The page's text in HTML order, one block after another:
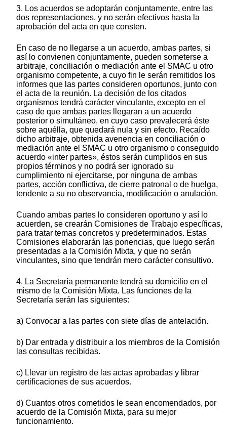
3. Los acuerdos se adoptarán conjuntamente, entre las
dos representaciones, y no serán efectivos hasta la
aprobación del acta en que consten.
En caso de no llegarse a un acuerdo, ambas partes, si
así lo convienen conjuntamente, pueden someterse a
arbitraje, conciliación o mediación ante el SMAC u otro
organismo competente, a cuyo fin le serán remitidos los
informes que las partes consideren oportunos, junto con
el acta de la reunión. La decisión de los citados
organismos tendrá carácter vinculante, excepto en el
caso de que ambas partes llegaran a un acuerdo
posterior o simultáneo, en cuyo caso prevalecerá éste
sobre aquélla, que quedará nula y sin efecto. Recaído
dicho arbitraje, obtenida avenencia en conciliación o
mediación ante el SMAC u otro organismo o conseguido
acuerdo «inter partes», éstos serán cumplidos en sus
propios términos y no podrá ser ignorado su
cumplimiento ni ejercitarse, por ninguna de ambas
partes, acción conflictiva, de cierre patronal o de huelga,
tendente a su no observancia, modificación o anulación.
Cuando ambas partes lo consideren oportuno y así lo
acuerden, se crearán Comisiones de Trabajo específicas,
para tratar temas concretos y predeterminados. Estas
Comisiones elaborarán las ponencias, que luego serán
presentadas a la Comisión Mixta, y que no serán
vinculantes, sino que tendrán mero carácter consultivo.
4. La Secretaría permanente tendrá su domicilio en el
mismo de la Comisión Mixta. Las funciones de la
Secretaría serán las siguientes:
a) Convocar a las partes con siete días de antelación.
b) Dar entrada y distribuir a los miembros de la Comisión
las consultas recibidas.
c) Llevar un registro de las actas aprobadas y librar
certificaciones de sus acuerdos.
d) Cuantos otros cometidos le sean encomendados, por
acuerdo de la Comisión Mixta, para su mejor
funcionamiento.